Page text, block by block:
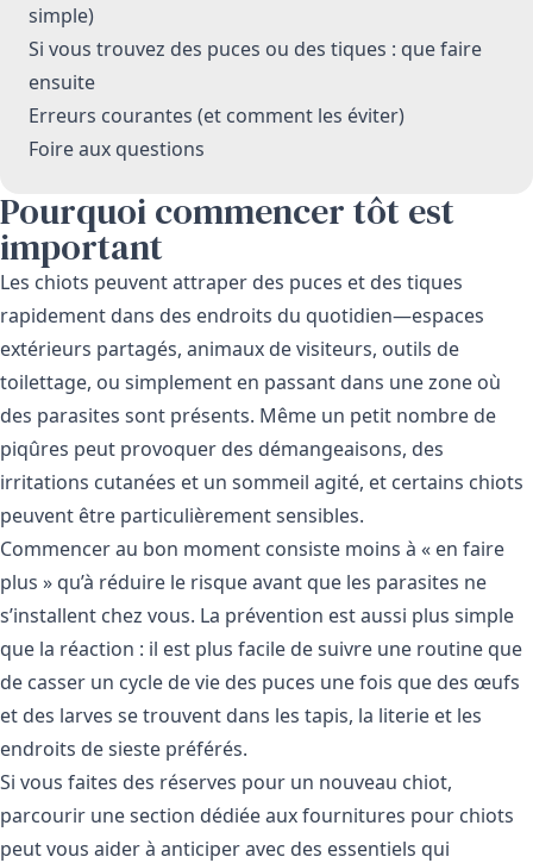
simple)
Si vous trouvez des puces ou des tiques : que faire
ensuite
Erreurs courantes (et comment les éviter)
Foire aux questions
Pourquoi commencer tôt est
important
Les chiots peuvent attraper des puces et des tiques
rapidement dans des endroits du quotidien—espaces
extérieurs partagés, animaux de visiteurs, outils de
toilettage, ou simplement en passant dans une zone où
des parasites sont présents. Même un petit nombre de
piqûres peut provoquer des démangeaisons, des
irritations cutanées et un sommeil agité, et certains chiots
peuvent être particulièrement sensibles.
Commencer au bon moment consiste moins à « en faire
plus » qu’à réduire le risque avant que les parasites ne
s’installent chez vous. La prévention est aussi plus simple
que la réaction : il est plus facile de suivre une routine que
de casser un cycle de vie des puces une fois que des œufs
et des larves se trouvent dans les tapis, la literie et les
endroits de sieste préférés.
Si vous faites des réserves pour un nouveau chiot,
parcourir une section dédiée auxfournitures pour chiots
peut vous aider à anticiper avec des essentiels qui